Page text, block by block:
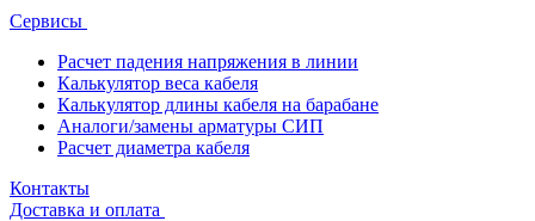
Сервисы
Расчет падения напряжения в линии
Калькулятор веса кабеля
Калькулятор длины кабеля на барабане
Аналоги/замены арматуры СИП
Расчет диаметра кабеля
Контакты
Доставка и оплата